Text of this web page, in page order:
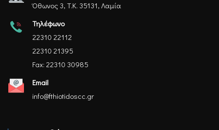
Όθωνος 3, Τ.Κ. 35131, Λαμία
Τηλέφωνο
22310 22112
22310 21395
Fax: 22310 30985
Email
info@fthiotidoscc.gr